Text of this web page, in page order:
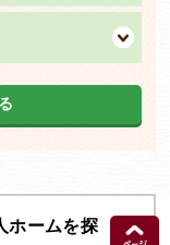
ホームを探